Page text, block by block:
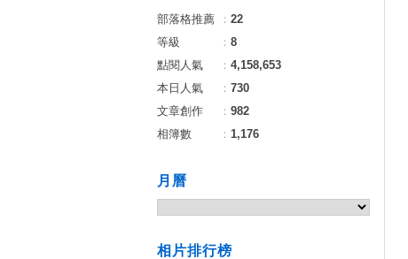
部落格推薦 ： 22
等級
： 8
點閱人氣
： 4,158,653
本日人氣
： 730
文章創作
： 982
相簿數
： 1,176
月曆
相片排行榜